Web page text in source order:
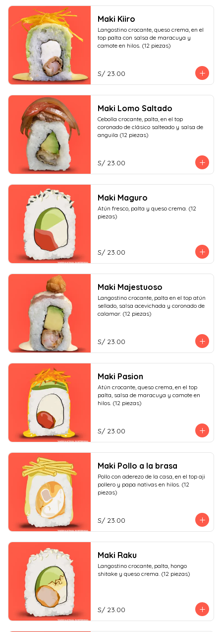
Maki Kiiro
Langostino crocante, queso crema, en el
top palta con salsa de maracuya y
camote en hilos. (12 piezas)
S/ 23.00
Maki Lomo Saltado
Cebolla crocante, palta, en el top
coronado de clásico salteado y salsa de
anguila (12 piezas)
S/ 23.00
Maki Maguro
Atún fresco, palta y queso crema. (12
piezas)
S/ 23.00
Maki Majestuoso
Langostino crocante, palta en el top atún
sellado, salsa acevichada y coronado de
calamar. (12 piezas)
S/ 23.00
Maki Pasion
Atún crocante, queso crema, en el top
palta, salsa de maracuya y camote en
hilos. (12 piezas)
S/ 23.00
Maki Pollo a la brasa
Pollo con aderezo de la casa, en el top aji
pollero y papa nativas en hilos. (12
piezas)
S/ 23.00
Maki Raku
Langostino crocante, palta, hongo
shitake y queso crema. (12 piezas)
S/ 23.00